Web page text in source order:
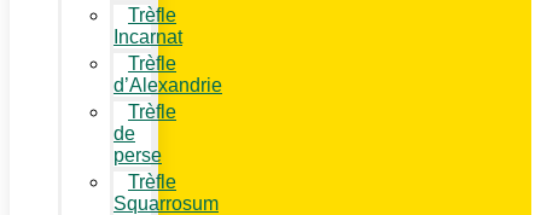
Trèfle
Incarnat
Trèfle
d’Alexandrie
Trèfle
de
perse
Trèfle
Squarrosum